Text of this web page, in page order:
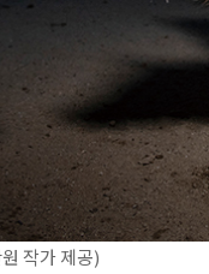
작가 제공)